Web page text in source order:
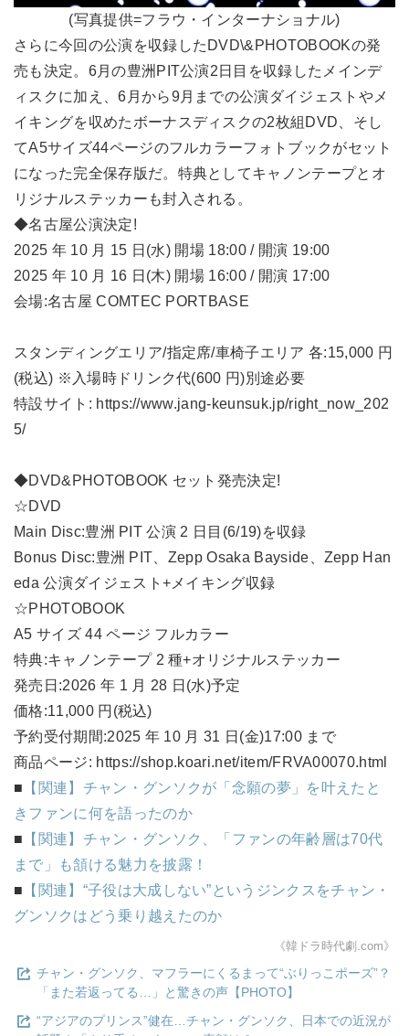
(写真提供=フラウ・インターナショナル)
さらに今回の公演を収録したDVD\&PHOTOBOOKの発
売も決定。6月の豊洲PIT公演2日目を収録したメインデ
ィスクに加え、6月から9月までの公演ダイジェストやメ
イキングを収めたボーナスディスクの2枚組DVD、そし
てA5サイズ44ページのフルカラーフォトブックがセット
になった完全保存版だ。特典としてキャノンテープとオ
リジナルステッカーも封入される。
◆名古屋公演決定!
2025 年 10 月 15 日(水) 開場 18:00 / 開演 19:00
2025 年 10 月 16 日(木) 開場 16:00 / 開演 17:00
会場:名古屋 COMTEC PORTBASE
スタンディングエリア/指定席/車椅子エリア 各:15,000 円
(税込) ※入場時ドリンク代(600 円)別途必要
特設サイト: https://www.jang-keunsuk.jp/right_now_202
5/
◆DVD&PHOTOBOOK セット発売決定!
☆DVD
Main Disc:豊洲 PIT 公演 2 日目(6/19)を収録
Bonus Disc:豊洲 PIT、Zepp Osaka Bayside、Zepp Han
eda 公演ダイジェスト+メイキング収録
☆PHOTOBOOK
A5 サイズ 44 ページ フルカラー
特典:キャノンテープ 2 種+オリジナルステッカー
発売日:2026 年 1 月 28 日(水)予定
価格:11,000 円(税込)
予約受付期間:2025 年 10 月 31 日(金)17:00 まで
商品ページ: https://shop.koari.net/item/FRVA00070.html
■ 【関連】チャン・グンソクが「念願の夢」を叶えたと
きファンに何を語ったのか
■ 【関連】チャン・グンソク、「ファンの年齢層は70代
まで」も頷ける魅力を披露！
■ 【関連】“子役は大成しない”というジンクスをチャン・
グンソクはどう乗り越えたのか
《韓ドラ時代劇.com》
チャン・グンソク、マフラーにくるまって“ぶりっこポーズ”？
「また若返ってる…」と驚きの声【PHOTO】
“アジアのプリンス”健在…チャン・グンソク、日本での近況が